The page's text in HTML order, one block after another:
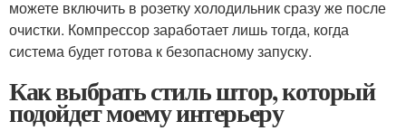
можете включить в розетку холодильник сразу же после
очистки. Компрессор заработает лишь тогда, когда
система будет готова к безопасному запуску.
Как выбрать стиль штор, который
подойдет моему интерьеру